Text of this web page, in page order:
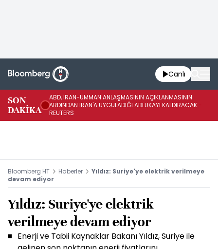
Canlı
SON
DAKİKA
ABD, İRAN-UMMAN ANLAŞMASININ AÇIKLANMASININ
ARDINDAN İRAN'A UYGULADIĞI ABLUKAYI KALDIRACAK -
REUTERS
Bloomberg HT Haberler
Yıldız: Suriye'ye elektrik verilmeye
devam ediyor
Yıldız: Suriye'ye elektrik
verilmeye devam ediyor
Enerji ve Tabii Kaynaklar Bakanı Yıldız, Suriye ile